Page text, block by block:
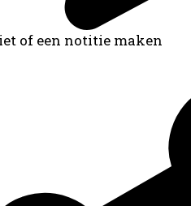
of een notitie maken